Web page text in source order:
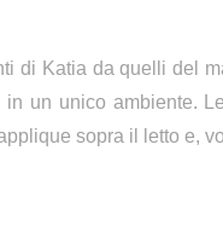
di Katia da quelli del
un unico ambiente.
sopra il letto e,